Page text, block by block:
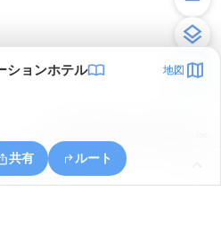
ションホテル 地図
共有 ルート
３丁目１３